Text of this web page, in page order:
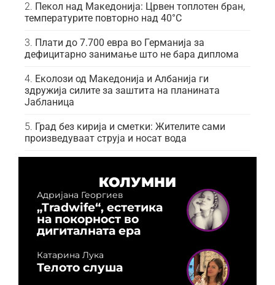
Пекол над Македонија: Црвен топлотен бран,
температурите повторно над 40°C
Плати до 7.700 евра во Германија за
дефицитарно занимање што не бара диплома
Еколози од Македонија и Албанија ги
здружија силите за заштита на планината
Јабланица
Град без кирија и сметки: Жителите сами
произведуваат струја и носат вода
КОЛУМНИ
Адријана Георгиев
„Tradwife“, естетика
на покорност во
дигиталната ера
Катарина Лука
Телото слуша